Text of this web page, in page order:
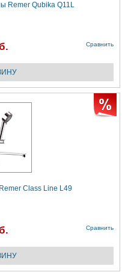
Remer Qubika Q11L
Сравнить
Class Line L49
Сравнить